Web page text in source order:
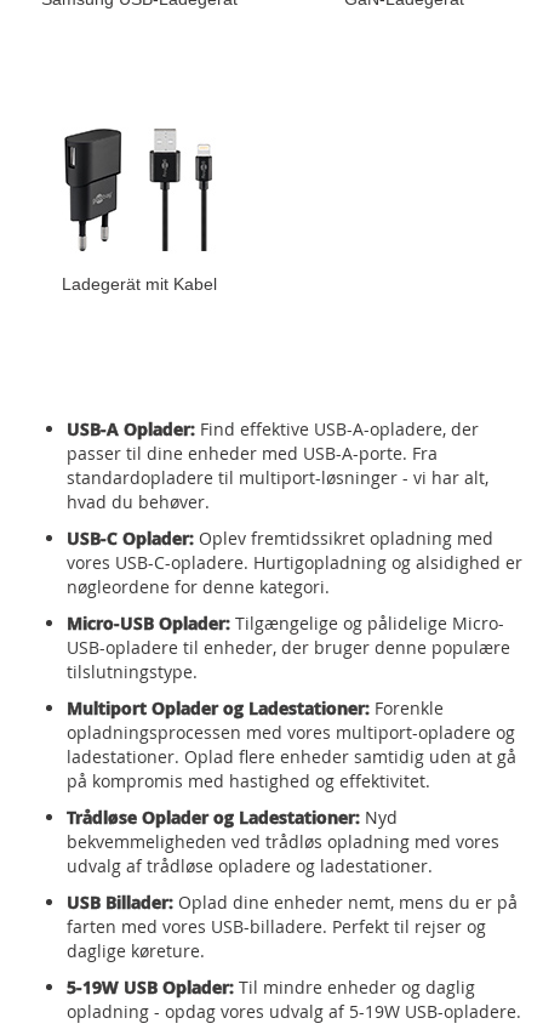
Ladegerät mit Kabel
USB-A Oplader: Find effektive USB-A-opladere, der
passer til dine enheder med USB-A-porte. Fra
standardopladere til multiport-løsninger - vi har alt,
hvad du behøver.
USB-C Oplader: Oplev fremtidssikret opladning med
vores USB-C-opladere. Hurtigopladning og alsidighed er
nøgleordene for denne kategori.
Micro-USB Oplader: Tilgængelige og pålidelige Micro-
USB-opladere til enheder, der bruger denne populære
tilslutningstype.
Multiport Oplader og Ladestationer: Forenkle
opladningsprocessen med vores multiport-opladere og
ladestationer. Oplad flere enheder samtidig uden at gå
på kompromis med hastighed og effektivitet.
Trådløse Oplader og Ladestationer: Nyd
bekvemmeligheden ved trådløs opladning med vores
udvalg af trådløse opladere og ladestationer.
USB Billader: Oplad dine enheder nemt, mens du er på
farten med vores USB-billadere. Perfekt til rejser og
daglige køreture.
5-19W USB Oplader: Til mindre enheder og daglig
opladning - opdag vores udvalg af 5-19W USB-opladere.